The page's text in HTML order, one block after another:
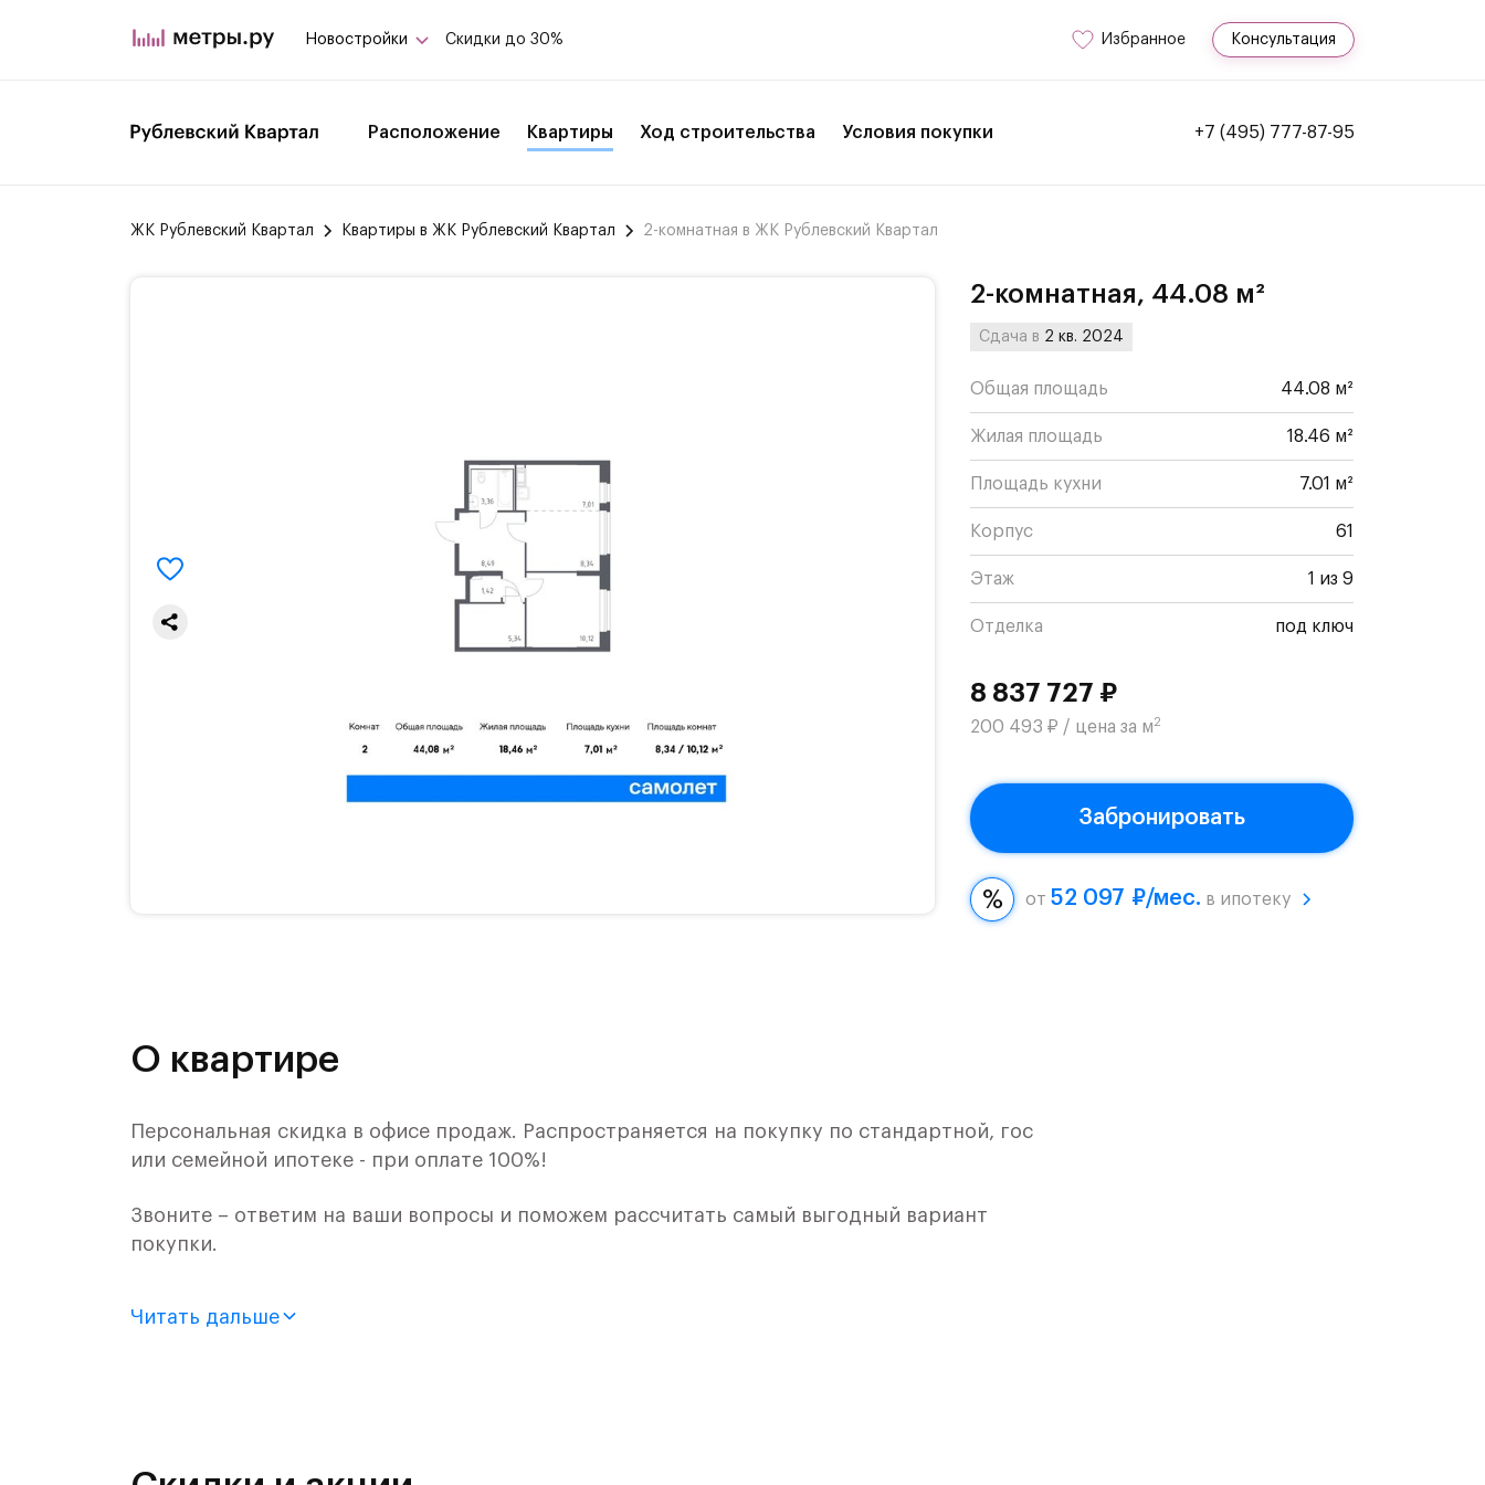
Новостройки Скидки до 30% Избранное Консультация
Расположение Квартиры Ход строительства Условия покупки +7 (495) 777-87-95
ЖК Рублевский Квартал Квартиры в ЖК Рублевский Квартал 2-комнатная в ЖК Рублевский Квартал
2-комнатная, 44.08 м²
Сдача в 2 кв. 2024
Общая площадь 44.08 м²
Жилая площадь 18.46 м²
Площадь кухни 7.01 м²
Корпус 61
Этаж 1 из 9
Отделка под ключ
8 837 727 ₽
200 493 ₽ / цена за м2
Забронировать
от 52 097 ₽/мес. в ипотеку
О квартире
Персональная скидка в офисе продаж. Распространяется на покупку по стандартной, гос
или семейной ипотеке - при оплате 100%!
Звоните – ответим на ваши вопросы и поможем рассчитать самый выгодный вариант
покупки.
монолитного дома (Корпус 61, Секция 1) в ЖК «Рублевский Квартал» от группы «Самолет».
и Подушкинским лесами.
Читать дальше